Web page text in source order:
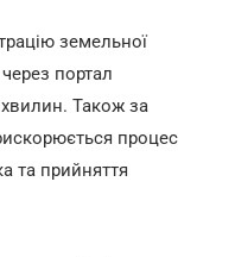
земельної
портал
хвилин. Також за
процес
та прийняття